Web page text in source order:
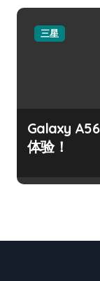
三星
Galaxy
体验！